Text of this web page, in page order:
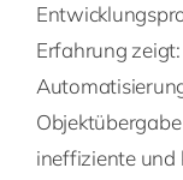
Erfahrung
ineffiziente und